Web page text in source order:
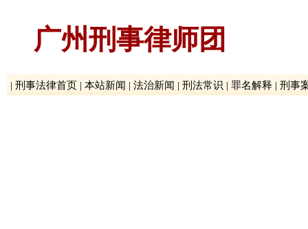
广州刑事律师团
| 刑事法律首页 | 本站新闻 | 法治新闻 | 刑法常识 | 罪名解释 | 刑事